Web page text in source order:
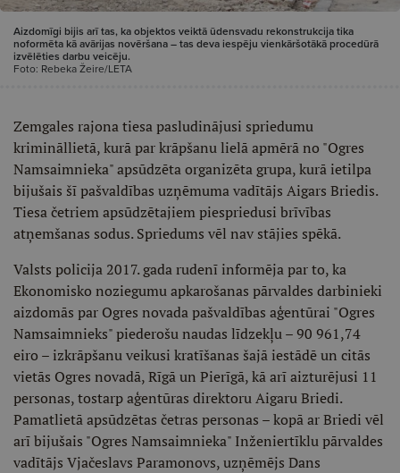
Aizdomīgi bijis arī tas, ka objektos veiktā ūdensvadu rekonstrukcija tika
noformēta kā avārijas novēršana – tas deva iespēju vienkāršotākā procedūrā
izvēlēties darbu veicēju.
Foto: Rebeka Žeire/LETA
Zemgales rajona tiesa pasludinājusi spriedumu
krimināllietā, kurā par krāpšanu lielā apmērā no "Ogres
Namsaimnieka" apsūdzēta organizēta grupa, kurā ietilpa
bijušais šī pašvaldības uzņēmuma vadītājs Aigars Briedis.
Tiesa četriem apsūdzētajiem piespriedusi brīvības
atņemšanas sodus. Spriedums vēl nav stājies spēkā.
Valsts policija 2017. gada rudenī informēja par to, ka
Ekonomisko noziegumu apkarošanas pārvaldes darbinieki
aizdomās par Ogres novada pašvaldības aģentūrai "Ogres
Namsaimnieks" piederošu naudas līdzekļu – 90 961,74
eiro – izkrāpšanu veikusi kratīšanas šajā iestādē un citās
vietās Ogres novadā, Rīgā un Pierīgā, kā arī aizturējusi 11
personas, tostarp aģentūras direktoru Aigaru Briedi.
Pamatlietā apsūdzētas četras personas – kopā ar Briedi vēl
arī bijušais "Ogres Namsaimnieka" Inženiertīklu pārvaldes
vadītājs Vjačeslavs Paramonovs, uzņēmējs Dans